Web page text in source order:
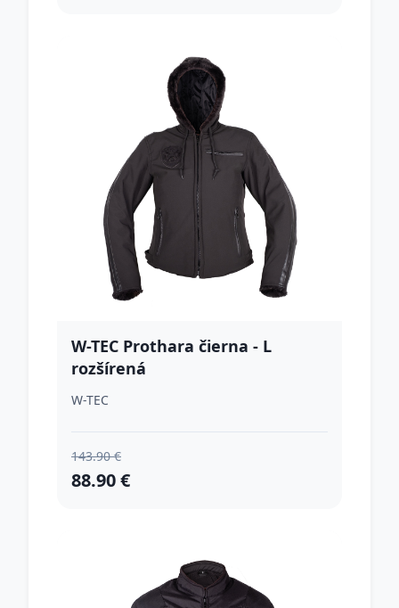
W-TEC Prothara čierna - L
rozšírená
W-TEC
143.90 €
88.90 €